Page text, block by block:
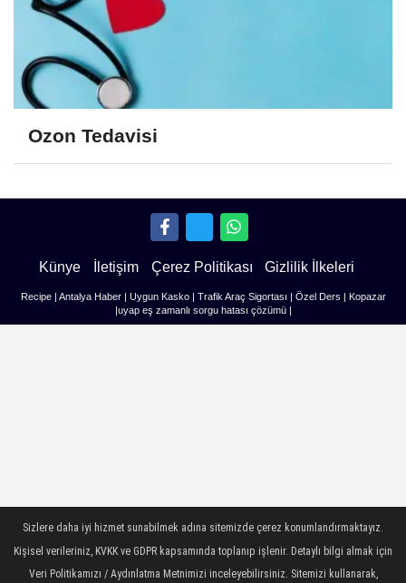
Ozon Tedavisi
Künye İletişim Çerez Politikası Gizlilik İlkeleri
Recipe| Antalya Haber| Uygun Kasko| Trafik Araç Sigortası Özel Ders
Kopazar
uyap eş zamanlı sorgu hatası çözümü|
Sizlere daha iyi hizmet sunabilmek adına sitemizde çerez konumlandırmaktayız.
Kişisel verileriniz, KVKK ve GDPR kapsamında toplanıp işlenir. Detaylı bilgi almak için
Veri Politikamızı / Aydınlatma Metnimizi inceleyebilirsiniz. Sitemizi kullanarak,